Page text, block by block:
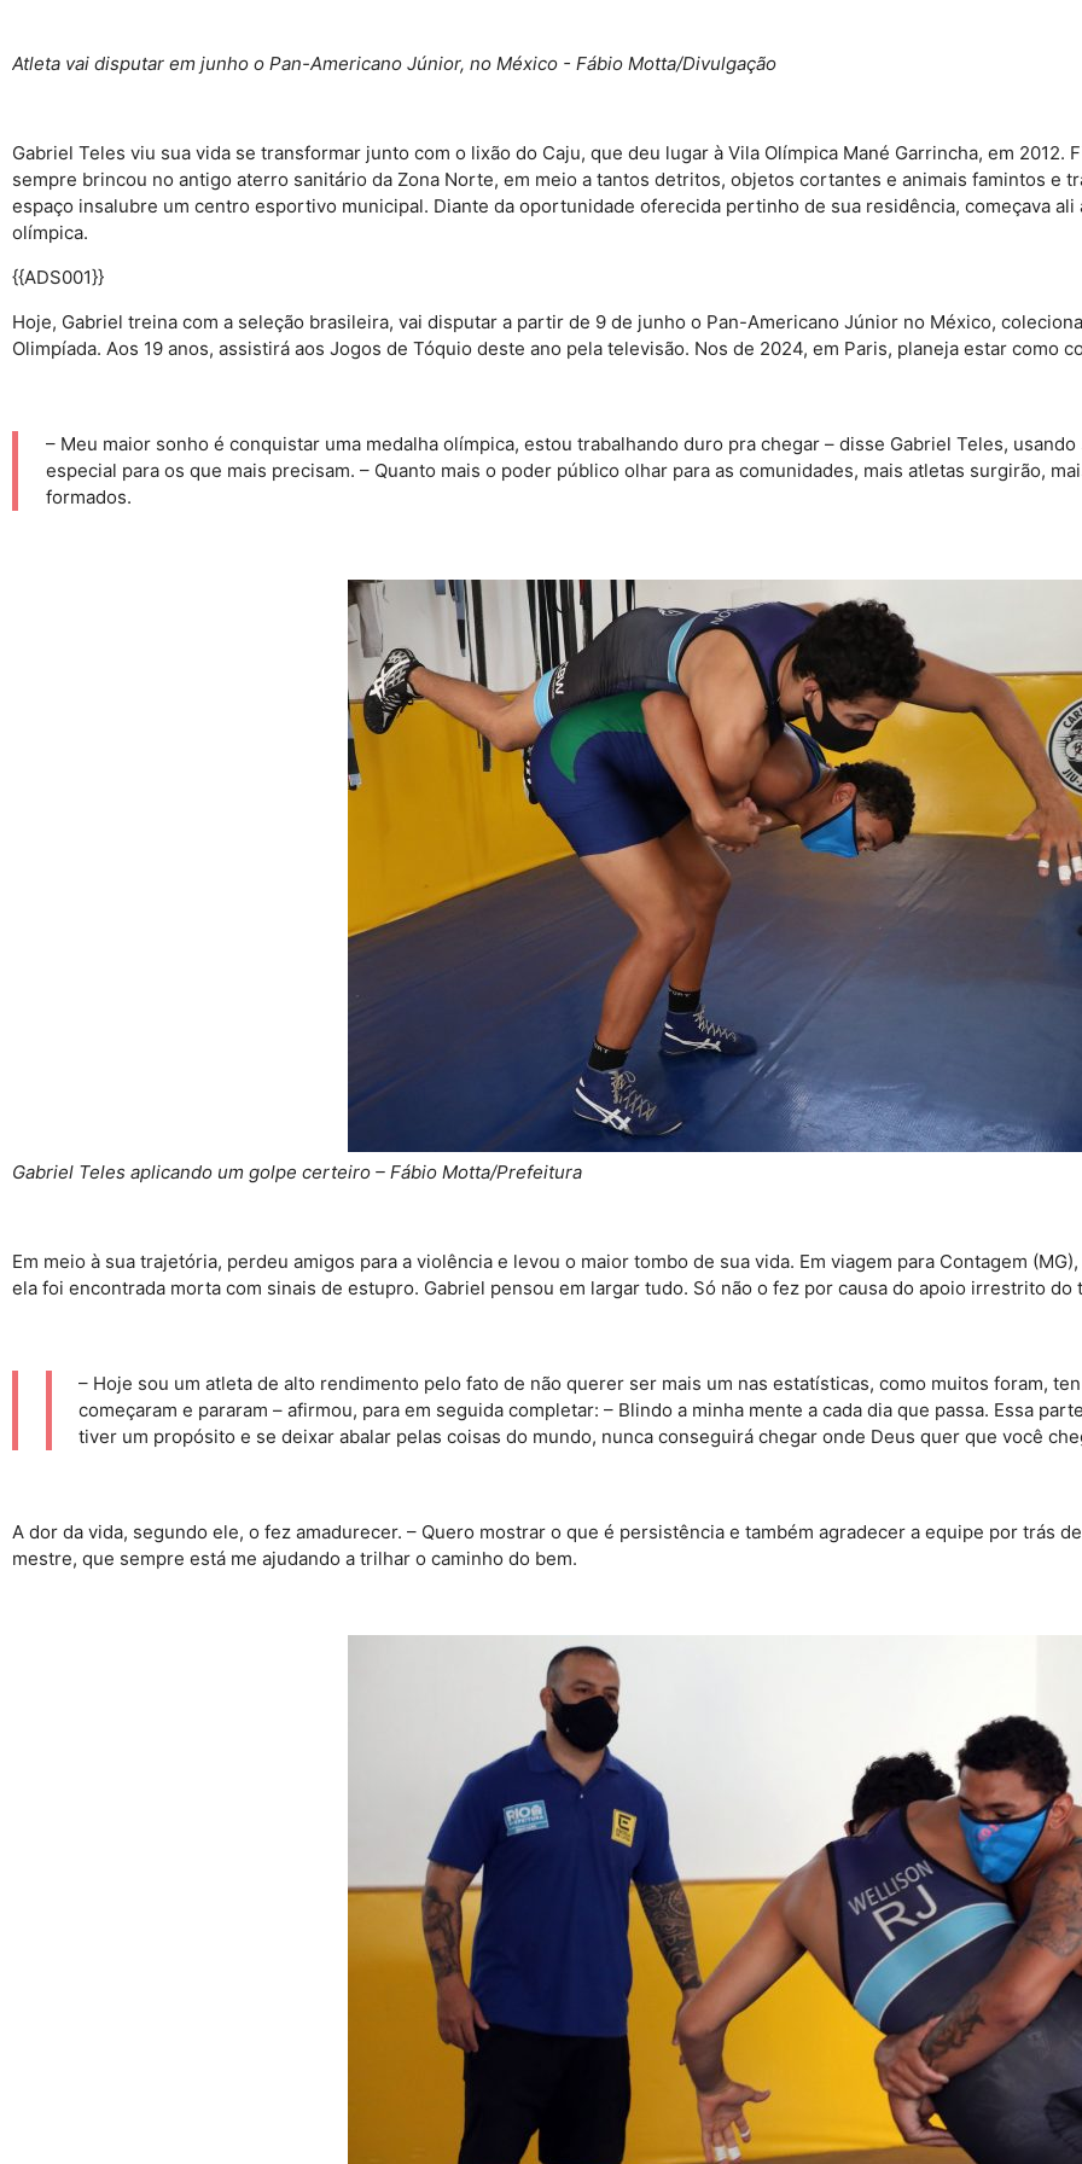
Atleta vai disputar em junho o Pan-Americano Júnior, no México - Fábio Motta/Divulgação
Gabriel Teles viu sua vida se transformar junto com o lixão do Caju, que deu lugar à Vila Olímpica Mané Garrincha, em
sempre brincou no antigo aterro sanitário da Zona Norte, em meio a tantos detritos, objetos cortantes e animais famintos e
espaço insalubre um centro esportivo municipal. Diante da oportunidade oferecida pertinho de sua residência, começava
olímpica.
{{ADS001}}
Hoje, Gabriel treina com a seleção brasileira, vai disputar a partir de 9 de junho o Pan-Americano Júnior no México,
Olimpíada. Aos 19 anos, assistirá aos Jogos de Tóquio deste ano pela televisão. Nos de 2024, em Paris, planeja estar como
– Meu maior sonho é conquistar uma medalha olímpica, estou trabalhando duro pra chegar – disse Gabriel Teles,
especial para os que mais precisam. – Quanto mais o poder público olhar para as comunidades, mais atletas surgirão,
formados.
Gabriel Teles aplicando um golpe certeiro – Fábio Motta/Prefeitura
Em meio à sua trajetória, perdeu amigos para a violência e levou o maior tombo de sua vida. Em viagem para Contagem
ela foi encontrada morta com sinais de estupro. Gabriel pensou em largar tudo. Só não o fez por causa do apoio irrestrito do
– Hoje sou um atleta de alto rendimento pelo fato de não querer ser mais um nas estatísticas, como muitos foram,
começaram e pararam – afirmou, para em seguida completar: – Blindo a minha mente a cada dia que passa. Essa
tiver um propósito e se deixar abalar pelas coisas do mundo, nunca conseguirá chegar onde Deus quer que você
A dor da vida, segundo ele, o fez amadurecer. – Quero mostrar o que é persistência e também agradecer a equipe por trás
mestre, que sempre está me ajudando a trilhar o caminho do bem.